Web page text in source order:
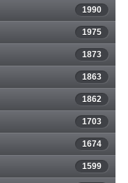
1990
1975
1873
1863
1862
1703
1674
1599